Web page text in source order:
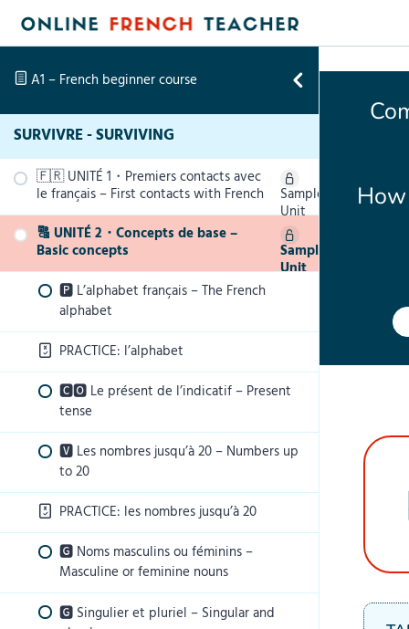
Skip to content
A1 – French beginner course
SURVIVRE - SURVIVING
🇫🇷 UNITÉ 1・Premiers contacts avec
le français – First contacts with French Sample
Unit
🆅 20 expressions essentielles – 20 key
phrases
PRACTICE: 20 expressions essentielles
🆅 Politesse – Being polite in French
PRACTICE: Politesse
🆅 Salutations – French greetings
PRACTICE: Salutations
🅲 Faire la bise en France – French
greeting kiss
PRACTICE: La bise
🆅 Ça va ? – How are you?
🔠 UNITÉ 2・Concepts de base –
Basic concepts Sample
Unit
🅿 L’alphabet français – The French
alphabet
PRACTICE: l’alphabet
🅲🅾 Le présent de l’indicatif – Present
tense
🆅 Les nombres jusqu’à 20 – Numbers up
to 20
PRACTICE: les nombres jusqu’à 20
🅶 Noms masculins ou féminins –
Masculine or feminine nouns
🅶 Singulier et pluriel – Singular and